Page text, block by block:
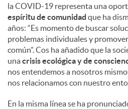
la COVID-19 representa una
espíritu de comunidad que ha
años: “Es momento de buscar
problemas individuales y
común”. Cos ha añadido que la
unacrisis ecológica y de
nos entendemos a nosotros
nos relacionamos con nuestro
En la misma línea se ha